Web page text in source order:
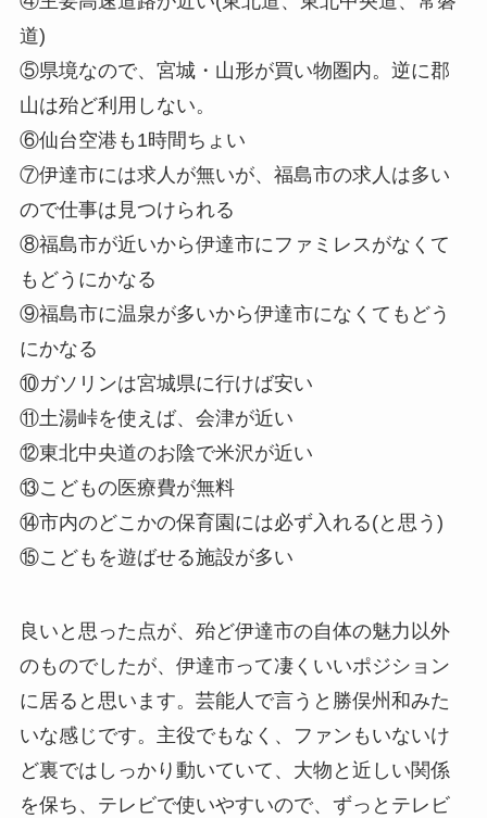
道)
⑤県境なので、宮城・山形が買い物圏内。逆に郡
山は殆ど利用しない。
⑥仙台空港も1時間ちょい
⑦伊達市には求人が無いが、福島市の求人は多い
ので仕事は見つけられる
⑧福島市が近いから伊達市にファミレスがなくて
もどうにかなる
⑨福島市に温泉が多いから伊達市になくてもどう
にかなる
⑩ガソリンは宮城県に行けば安い
⑪土湯峠を使えば、会津が近い
⑫東北中央道のお陰で米沢が近い
⑬こどもの医療費が無料
⑭市内のどこかの保育園には必ず入れる(と思う)
⑮こどもを遊ばせる施設が多い
良いと思った点が、殆ど伊達市の自体の魅力以外
のものでしたが、伊達市って凄くいいポジション
に居ると思います。芸能人で言うと勝俣州和みた
いな感じです。主役でもなく、ファンもいないけ
ど裏ではしっかり動いていて、大物と近しい関係
を保ち、テレビで使いやすいので、ずっとテレビ